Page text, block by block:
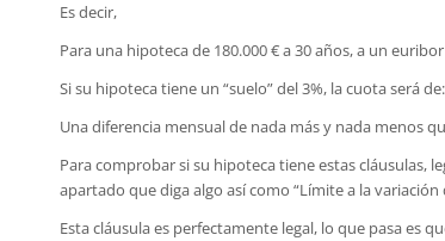
Es decir,
Para una hipoteca de 180.000 € a 30 años, a un
Si su hipoteca tiene un “suelo” del 3%, la cuota será
Una diferencia mensual de nada más y nada menos
Para comprobar si su hipoteca tiene estas cláusulas,
apartado que diga algo así como “Límite a la
Esta cláusula es perfectamente legal, lo que pasa es